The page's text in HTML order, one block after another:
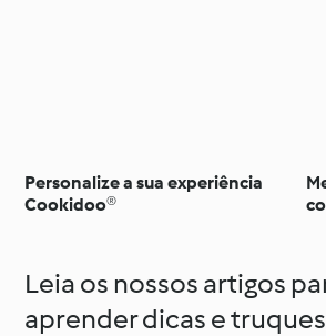
Personalize a sua experiência
Cookidoo®
Leia os nossos artigos
aprender dicas e truques